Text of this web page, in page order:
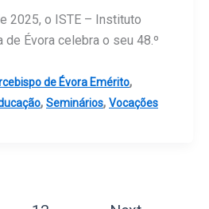
2025, o ISTE – Instituto
Évora celebra o seu 48.º
de Évora Emérito,
, Seminários, Vocações